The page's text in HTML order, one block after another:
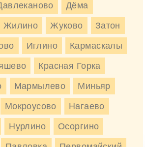
Дёма
Жилино Жуково Затон
Иглино Кармаскалы
Красная Горка
Мармылево Миньяр
Мокроусово Нагаево
Нурлино Осоргино
(гранит) П1-П4
4600 руб/м3
(гравий) П1-П4
4100 руб/м3
4100 руб Заказать
М450 в Чекмагуш